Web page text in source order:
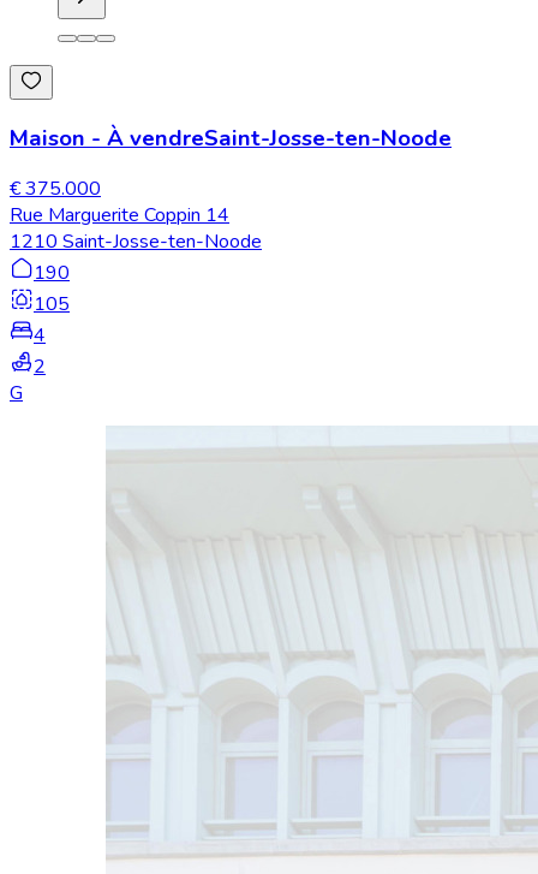
Maison - À vendreSaint-Josse-ten-Noode
€ 375.000
Rue Marguerite Coppin 14
1210 Saint-Josse-ten-Noode
190
105
4
2
G